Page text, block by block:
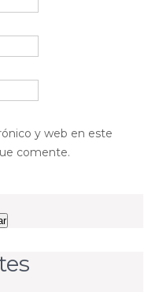
y web en este
comente.